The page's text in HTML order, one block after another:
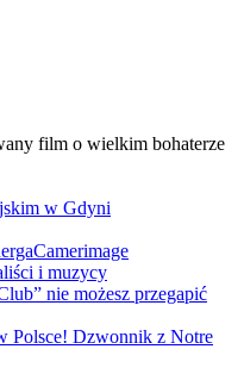
film o wielkim bohaterze
w Gdyni
i muzycy
nie możesz przegapić
Polsce! Dzwonnik z Notre